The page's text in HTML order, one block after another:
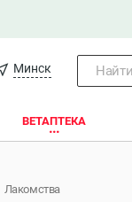
Минск
ВЕТАПТЕКА
Лакомства